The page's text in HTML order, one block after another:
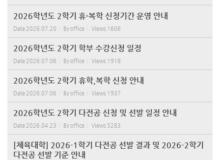
2026학년도 2학기 휴·복학 신청기간 운영 안내
Date 2026.07.20 Byoffice Views 1606
2026학년도 2학기 학부 수강신청 일정
Date 2026.07.06 Byoffice Views 1918
2026학년도 2학기 휴학,복학 신청 안내
Date 2026.07.06 Byoffice Views 1937
2026학년도 2학기 다전공 신청 및 선발 일정 안내
Date 2026.04.23 Byoffice Views 5283
[체육대학] 2026-1학기 다전공 선발 결과 및 2026-2학기
다전공 선발 기준 안내